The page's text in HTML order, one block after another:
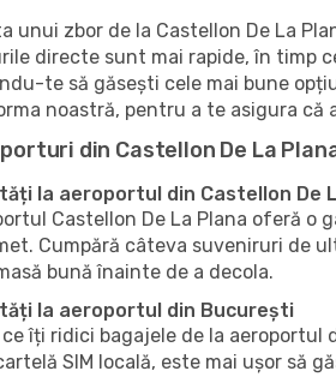
unui zbor de la Castellon De La
directe sunt mai rapide, în timp
te să găsești cele mai bune
noastră, pentru a te asigura că
din Castellon De La
la aeroportul din Castellon De
Castellon De La Plana oferă o
Cumpără câteva suveniruri de
bună înainte de a decola.
la aeroportul din București
ce îți ridici bagajele de la
SIM locală, este mai ușor să